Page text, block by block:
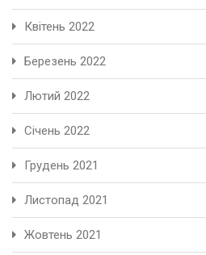
Квітень 2022
Березень 2022
Лютий 2022
Січень 2022
Грудень 2021
Листопад 2021
Жовтень 2021